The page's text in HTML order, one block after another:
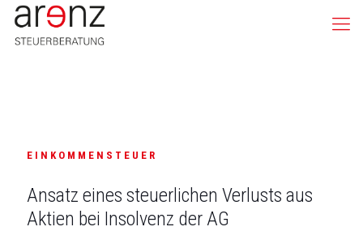
EINKOMMENSTEUER
Ansatz eines steuerlichen Verlusts aus
Aktien bei Insolvenz der AG